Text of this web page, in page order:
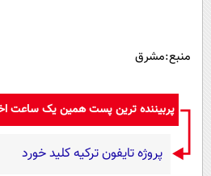
منبع:مشرق
پربیننده ترین پست همین یک ساعت
پروژه تایفون ترکیه کلید خورد